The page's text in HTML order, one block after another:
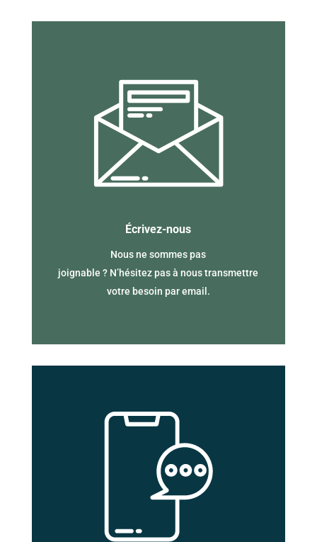
Écrivez-nous
Nous ne sommes pas
joignable ? N’hésitez pas à nous transmettre
votre besoin par email.